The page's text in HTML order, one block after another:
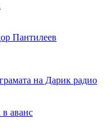
Пантилеев
на Дарик радио
аванс